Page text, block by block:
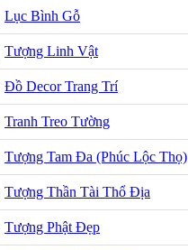
Lục Bình Gỗ
Tượng Linh Vật
Đồ Decor Trang Trí
Tranh Treo Tường
Tượng Tam Đa (Phúc Lộc Thọ)
Tượng Thần Tài Thổ Địa
Tượng Phật Đẹp